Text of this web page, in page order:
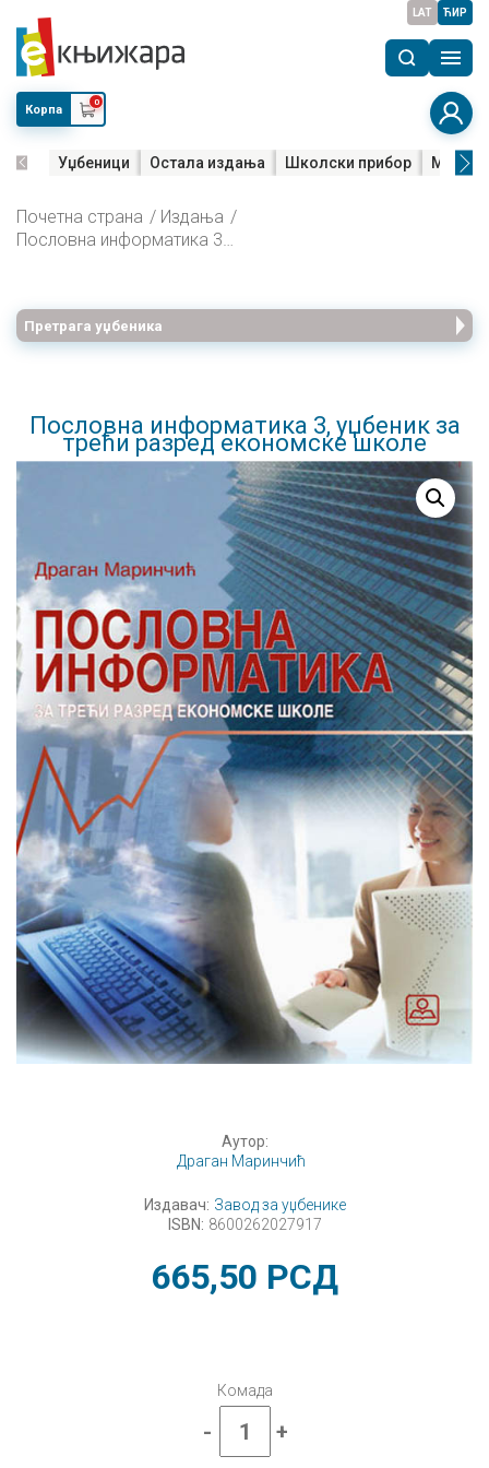
LAT ЋИР
Корпа
0
Уџбеници Остала издања Школски прибор Мала
Почетна страна
Издања
Пословна информатика 3, уџбеник за трећи разред економске школе
Претрага уџбеника
Пословна информатика 3, уџбеник за
трећи разред економске школе
Аутор:
Драган Маринчић
Издавач: Завод за уџбенике
ISBN: 8600262027917
665,50 РСД
Комада
-
Пословна
информатика
+